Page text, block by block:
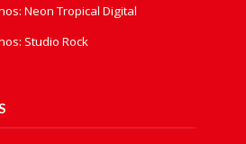
Neon Tropical Digital
Studio Rock